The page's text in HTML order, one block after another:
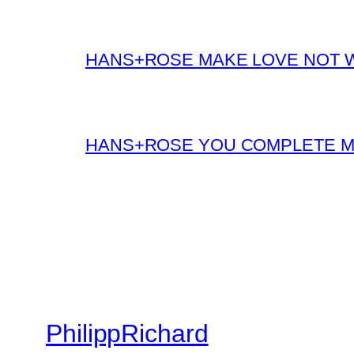
HANS+ROSE MAKE LOVE NOT
HANS+ROSE YOU COMPLETE
PhilippRichard